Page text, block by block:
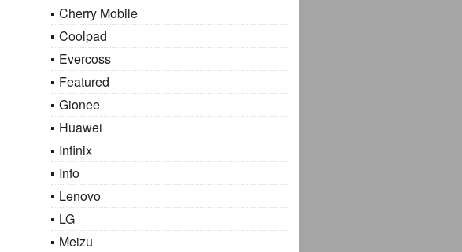
Cherry Mobile
Coolpad
Evercoss
Featured
Gionee
Huawei
Infinix
Info
Lenovo
LG
Meizu